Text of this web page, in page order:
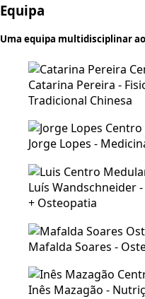
Equipa
Uma equipa multidisciplinar
Catarina Pereira -
Tradicional Chinesa
Jorge Lopes -
Luís Wandschneider
+ Osteopatia
Mafalda Soares -
Inês Mazagão -